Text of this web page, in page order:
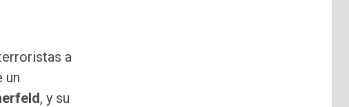
a
un
, y su